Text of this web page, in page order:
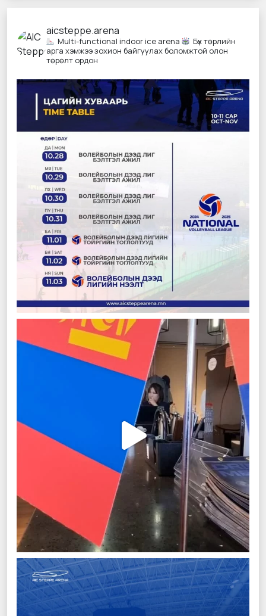
aicsteppe.arena
Multi-functional indoor ice arena
Бүх төрлийн
арга хэмжээ зохион байгуулах боломжтой олон
төрөлт ордон